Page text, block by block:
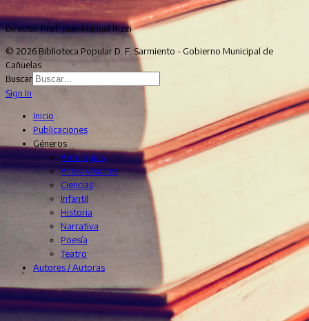
Director Prof. Juan Manuel Rizzi
© 2026 Biblioteca Popular D. F. Sarmiento - Gobierno Municipal de
Cañuelas
Buscar
Sign In
Inicio
Publicaciones
Géneros
Antologías
Artes Visuales
Ciencias
Infantil
Historia
Narrativa
Poesía
Teatro
Autores / Autoras